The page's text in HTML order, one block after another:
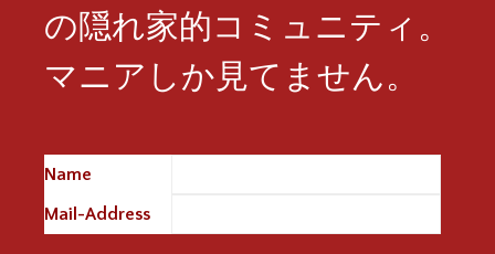
の隠れ家的コミュニティ。
マニアしか見てません。
Name
Mail-Address